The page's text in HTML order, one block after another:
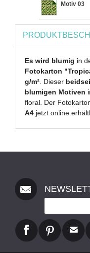
Motiv 03
Es wird blumig in
Fotokarton
g/m². Dieser
blumigen Motiven
floral. Der
A4 jetzt online